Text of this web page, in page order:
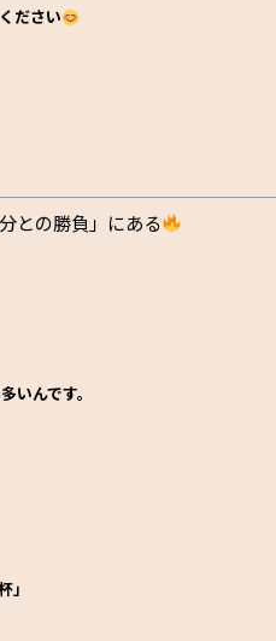
ださい
との勝負」にある
いんです。
」